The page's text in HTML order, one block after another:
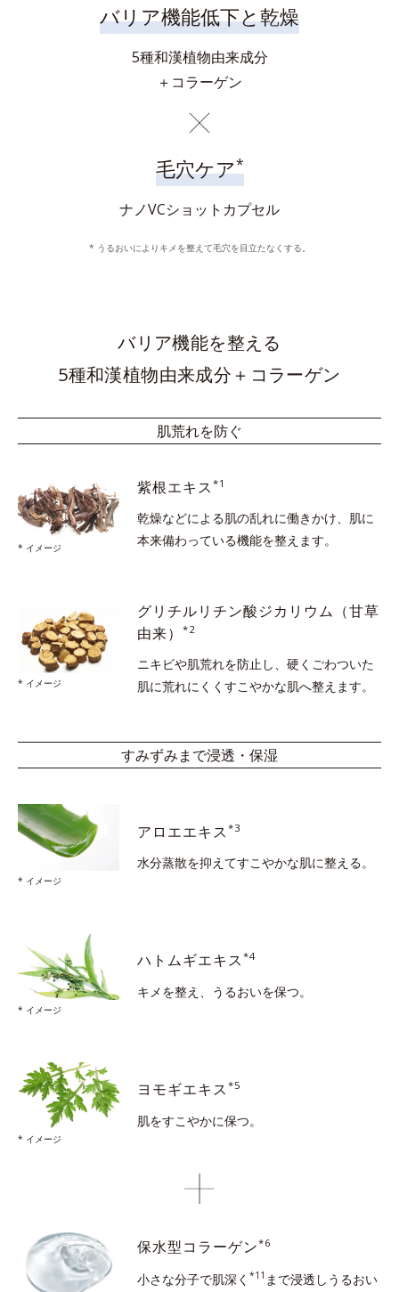
バリア機能低下と乾燥
5種和漢植物由来成分
＋コラーゲン
毛穴ケア*
ナノVCショットカプセル
* うるおいによりキメを整えて毛穴を目立たなくする。
バリア機能を整える
5種和漢植物由来成分＋コラーゲン
肌荒れを防ぐ
* イメージ
紫根エキス *1
乾燥などによる肌の乱れに働きかけ、 肌に
本来備わっている機能を整えます。
* イメージ
グリチルリチン酸ジカリウム （甘草
由来）*2
ニキビや肌荒れを防止し、硬くごわついた
肌に荒れにくくすこやかな肌へ整えます。
すみずみまで浸透・保湿
* イメージ
アロエエキス *3
水分蒸散を抑えてすこやかな肌に整える。
* イメージ
ハトムギエキス *4
キメを整え、うるおいを保つ。
* イメージ
ヨモギエキス *5
肌をすこやかに保つ。
保水型コラーゲン*6
小さな分子で肌深く*11 まで浸透し うるおい